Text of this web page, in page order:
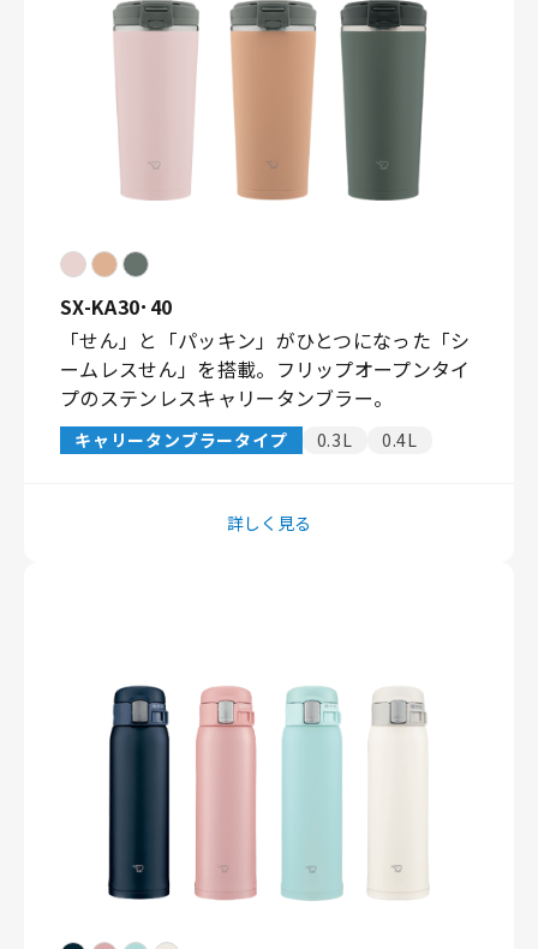
SX-KA30･40
「せん」と「パッキン」がひとつになった「シ
ームレスせん」を搭載。フリップオープンタイ
プのステンレスキャリータンブラー。
キャリータンブラータイプ 0.3L 0.4L
詳しく見る